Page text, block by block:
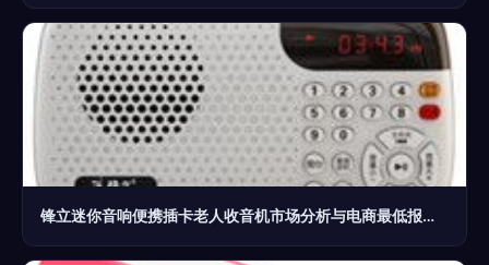
锋立迷你音响便携插卡老人收音机市场分析与电商最低报价指南